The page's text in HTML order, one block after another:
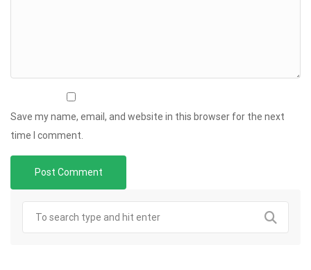
Save my name, email, and website in this browser for the next
time I comment.